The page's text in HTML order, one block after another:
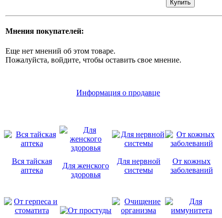
Мнения покупателей:
Еще нет мнений об этом товаре.
Пожалуйста, войдите, чтобы оставить свое мнение.
Информация о продавце
Вся тайская
аптека
Для женского
здоровья
Для нервной
системы
От кожных
заболеваний